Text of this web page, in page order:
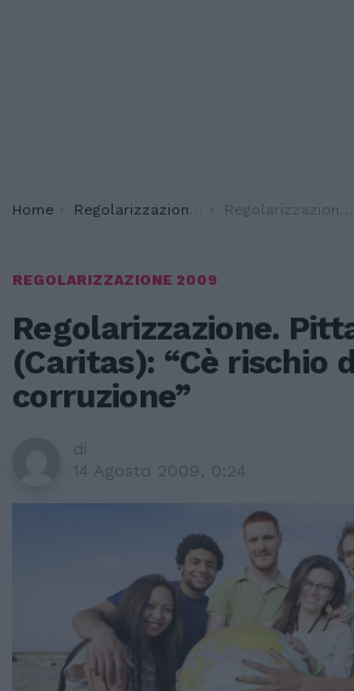
You are here:
Home Regolarizzazione 2009 Regolarizzazione. Pittau (Caritas): “Cè rischio di corruzione”
REGOLARIZZAZIONE 2009
Regolarizzazione.
(Caritas): “Cè rischio
corruzione”
di
14 Agosto 2009, 0:24